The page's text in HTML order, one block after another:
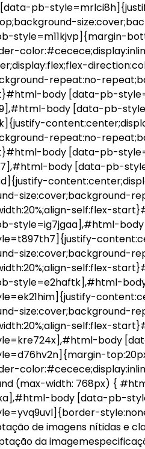
pb-
style=m11kjvp]{margin-
repeat:no-
body [data-pb-
body [data-pb-
repeat:no-
body [data-pb-
body [data-pb-
size:cover;background-
self:flex-
style=ig7jgaa],#html-
size:cover;background-
self:flex-
style=e2haftk],#html-
size:cover;background-
self:flex-
body
(max-width: 768px) {
body [data-pb-
de imagens nítidas e
da